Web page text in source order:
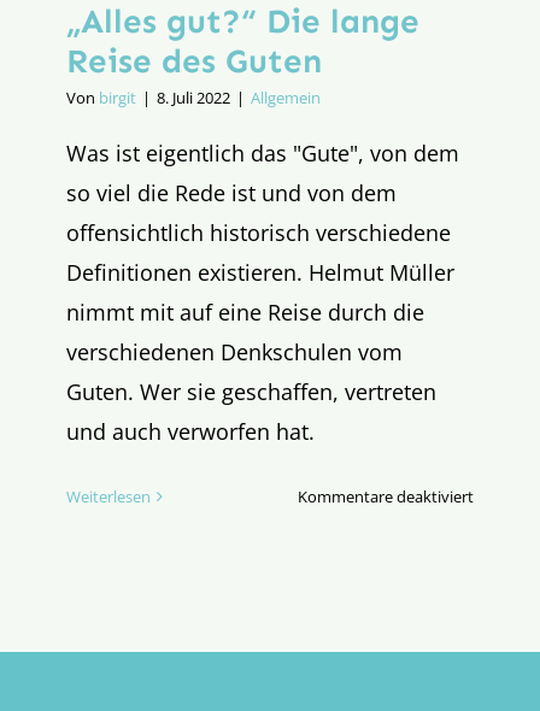
„Alles gut?“ Die lange
Reise des Guten
Von birgit | 8. Juli 2022 | Allgemein
Was ist eigentlich das "Gute", von dem
so viel die Rede ist und von dem
offensichtlich historisch verschiedene
Definitionen existieren. Helmut Müller
nimmt mit auf eine Reise durch die
verschiedenen Denkschulen vom
Guten. Wer sie geschaffen, vertreten
und auch verworfen hat.
Weiterlesen Kommentare deaktiviertfür